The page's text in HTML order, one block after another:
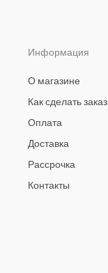
Информация
О магазине
Как сделать заказ
Оплата
Доставка
Рассрочка
Контакты